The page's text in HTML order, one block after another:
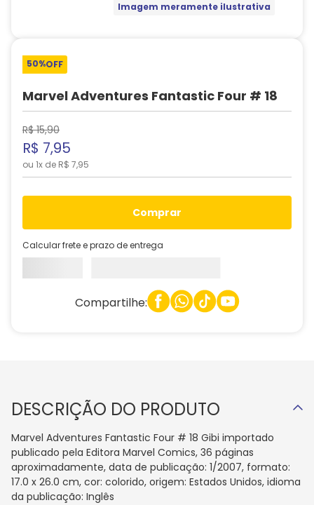
Imagem meramente ilustrativa
50%OFF
Marvel Adventures Fantastic Four # 18
R$ 15,90
R$ 7,95
ou 1x de R$ 7,95
comprar
Calcular frete e prazo de entrega
Compartilhe:
DESCRIÇÃO DO PRODUTO
Marvel Adventures Fantastic Four # 18 Gibi importado
publicado pela Editora Marvel Comics, 36 páginas
aproximadamente, data de publicação: 1/2007, formato:
17.0 x 26.0 cm, cor: colorido, origem: Estados Unidos, idioma
da publicação: Inglês